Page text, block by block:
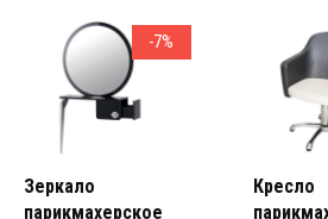
-7%
Зеркало
парикмахерское
Кресло